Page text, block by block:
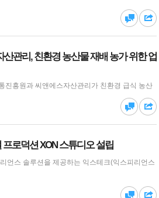
달기 하기
댓글 공유
댓글 공유
관리, 친환경 농산물 재배 농가 위한 업
진흥원과 씨앤에스자산관리가 친환경 급식 농산
로덕션 XON 스튜디오 설립
언스 솔루션을 제공하는 익스테크(익스피리언스